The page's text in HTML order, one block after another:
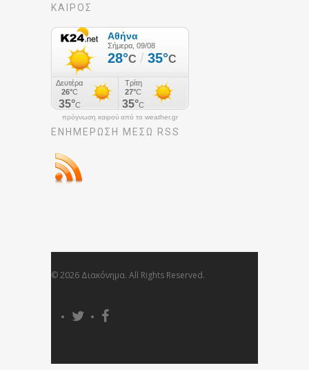
ΚΑΙΡΟΣ
πρόγνωση καιρού από το weather.gr
ΕΝΗΜΈΡΩΣΉ ΜΕΣΩ RSS
© 2026 Διακόνημα. All Rights Reserved.